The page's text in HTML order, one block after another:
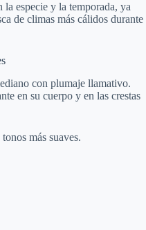
especie y la temporada, ya
de climas más cálidos durante
con plumaje llamativo.
en su cuerpo y en las crestas
más suaves.